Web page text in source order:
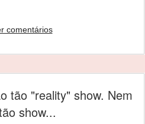
comentários
tão "reality" show. Nem
show...